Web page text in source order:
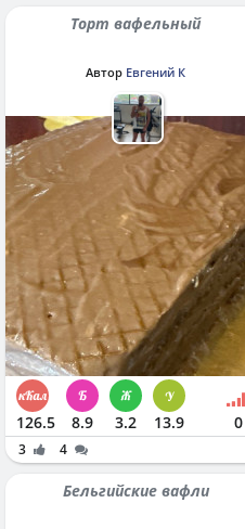
Торт вафельный
Автор Евгений К
126.5 8.9 3.2 13.9 0
3 4
Бельгийские вафли